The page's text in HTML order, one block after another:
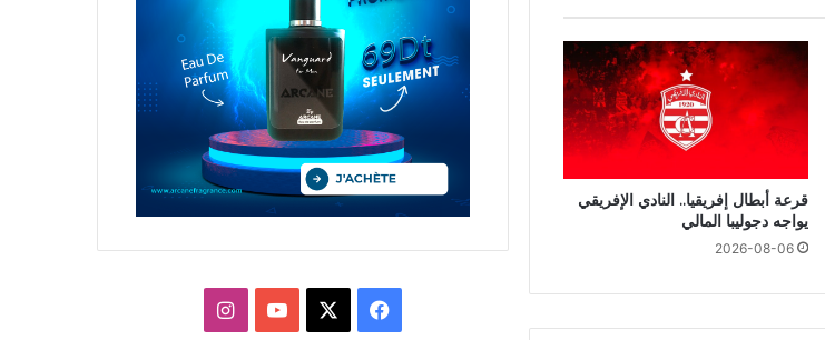
قرعة أبطال إفريقيا.. النادي الإفريقي
يواجه دجوليبا المالي
2026-08-06
فيسبوك يوتيوبانستقرام